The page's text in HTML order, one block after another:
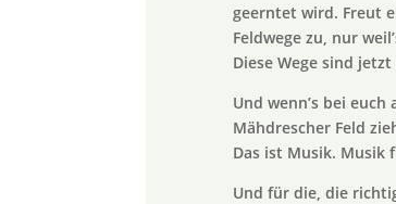
geerntet wird. Freut
Feldwege zu, nur
Diese Wege sind
Und wenn’s bei
Mähdrescher Feld
Das ist Musik. Musik
Und für die, die